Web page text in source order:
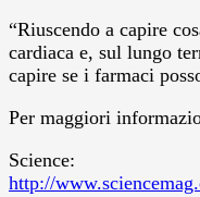
“Riuscendo a capire
cardiaca e, sul lungo
capire se i farmaci
Per maggiori
Science:
http://